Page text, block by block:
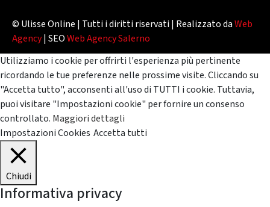
© Ulisse Online | Tutti i diritti riservati | Realizzato daWeb
Agency| SEOWeb Agency Salerno
Utilizziamo i cookie per offrirti l'esperienza più pertinente
ricordando le tue preferenze nelle prossime visite. Cliccando su
"Accetta tutto", acconsenti all'uso di TUTTI i cookie. Tuttavia,
puoi visitare "Impostazioni cookie" per fornire un consenso
controllato. Maggiori dettagli
Impostazioni Cookies Accetta tutti
Chiudi
Informativa privacy